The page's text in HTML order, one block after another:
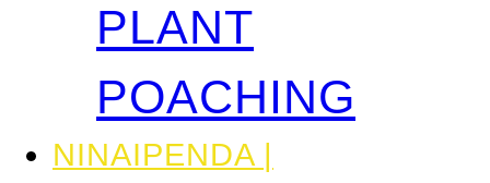
PLANT
POACHING
NINAIPENDA |